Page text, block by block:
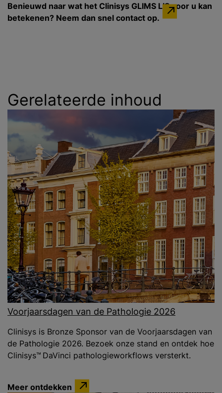
Benieuwd naar wat het Clinisys GLIMS LIS voor u kan
betekenen? Neem dan snel contact op.
Gerelateerde inhoud
Voorjaarsdagen van de Pathologie 2026
Clinisys is Bronze Sponsor van de Voorjaarsdagen van
de Pathologie 2026. Bezoek onze stand en ontdek hoe
Clinisys™ DaVinci pathologieworkflows versterkt.
Meer ontdekken